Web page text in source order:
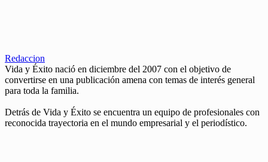
Redaccion
Vida y Éxito nació en diciembre del 2007 con el objetivo de
convertirse en una publicación amena con temas de interés general
para toda la familia.
Detrás de Vida y Éxito se encuentra un equipo de profesionales con
reconocida trayectoria en el mundo empresarial y el periodístico.